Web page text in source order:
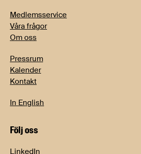
Medlemsservice
Våra frågor
Om oss
Pressrum
Kalender
Kontakt
In English
Följ oss
LinkedIn